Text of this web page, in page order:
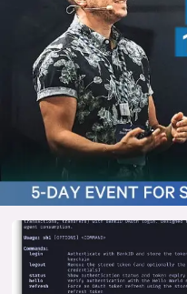
mørk modus
nyhetsbrev
kode24-klubben
LinkedIn
Bluesky
Facebook
annonsepriser
annonseguide